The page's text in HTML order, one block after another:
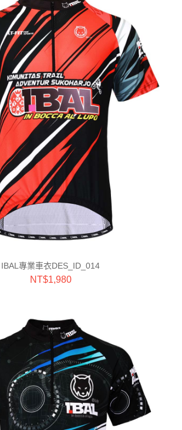
IBAL專業車衣DES_ID_014
NT$1,980